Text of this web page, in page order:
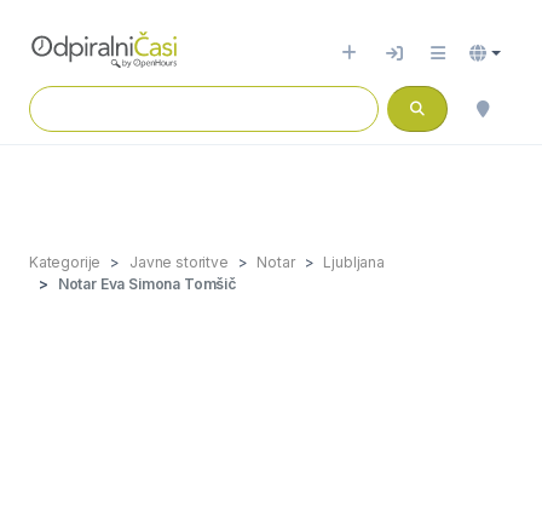
Kategorije Javne storitve Notar
Ljubljana
Notar Eva Simona Tomšič